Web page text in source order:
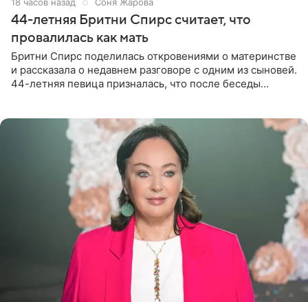
44-летняя Бритни Спирс считает, что
провалилась как мать
Бритни Спирс поделилась откровениями о материнстве
и рассказала о недавнем разговоре с одним из сыновей.
44-летняя певица призналась, что после беседы